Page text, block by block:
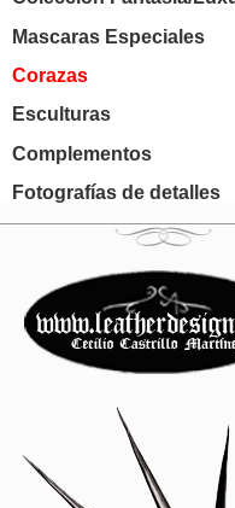
Mascaras Especiales
Corazas
Esculturas
Complementos
Fotografías de detalles